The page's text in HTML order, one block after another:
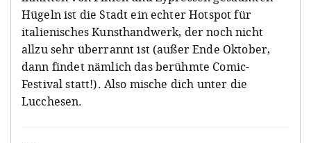
Hügeln ist die Stadt ein echter Hotspot für
italienisches Kunsthandwerk, der noch nicht
allzu sehr überrannt ist (außer Ende Oktober,
dann findet nämlich das berühmte Comic-
Festival statt!). Also mische dich unter die
Lucchesen.